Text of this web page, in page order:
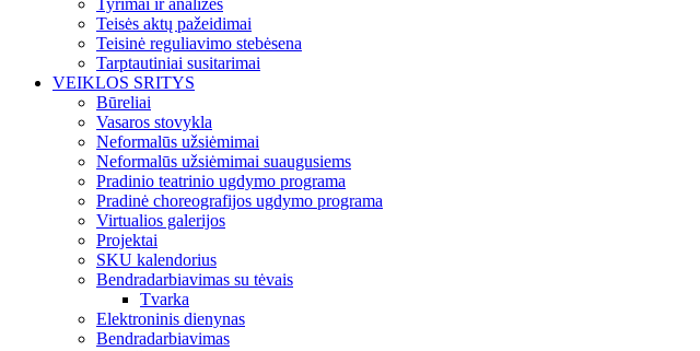
Tyrimai ir analizės
Teisės aktų pažeidimai
Teisinė reguliavimo stebėsena
Tarptautiniai susitarimai
VEIKLOS SRITYS
Būreliai
Vasaros stovykla
Neformalūs užsiėmimai
Neformalūs užsiėmimai suaugusiems
Pradinio teatrinio ugdymo programa
Pradinė choreografijos ugdymo programa
Virtualios galerijos
Projektai
SKU kalendorius
Bendradarbiavimas su tėvais
Tvarka
Elektroninis dienynas
Bendradarbiavimas